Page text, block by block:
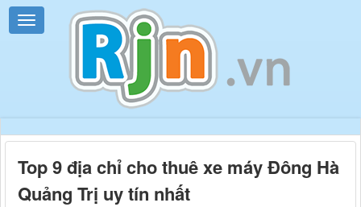
Top 9 địa chỉ cho thuê xe máy Đông Hà
Quảng Trị uy tín nhất